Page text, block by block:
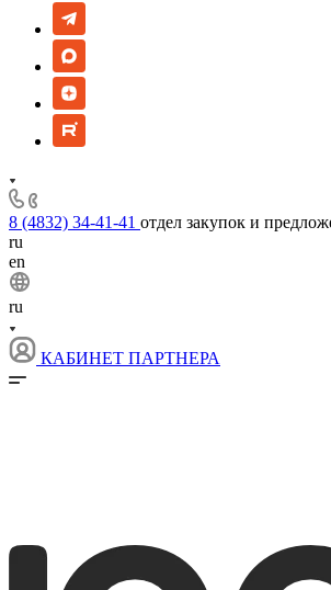
8 (4832) 34-41-41 отдел закупок и
ru
en
ru
КАБИНЕТ ПАРТНЕРА